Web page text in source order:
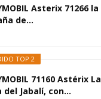
Asterix 71266 la
de...
TOP 2
71160 Astérix La
del Jabalí, con...